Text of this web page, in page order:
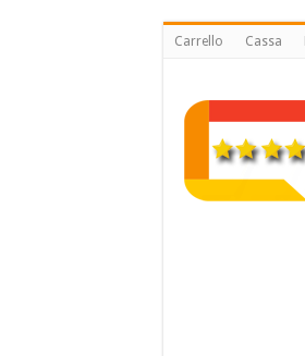
Carrello Cassa